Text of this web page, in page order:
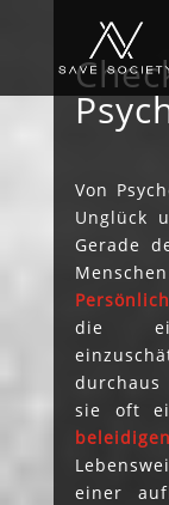
Von
Unglück
Gerade
die
sie oft
einer